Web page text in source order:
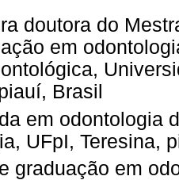
doutora do
em
Brasil
em odontologia
UFpI, Teresina,
graduação em